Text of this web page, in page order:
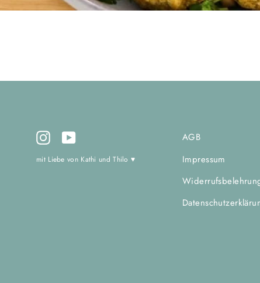
Instagram
mit Liebe von Kathi und Thilo ♥
AGB
Impressum